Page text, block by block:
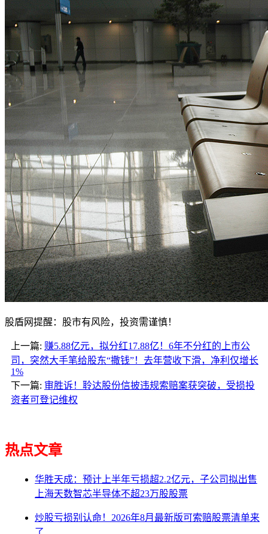
股盾网提醒：股市有风险，投资需谨慎！
上一篇: 赚5.88亿元，拟分红17.88亿！6年不分红的上市公
司，突然大手笔给股东“撒钱”！去年营收下滑，净利仅增长
1%
下一篇: 审胜诉！聆达股份信披违规索赔案获突破，受损投
资者可登记维权
热点文章
华胜天成：预计上半年亏损超2.2亿元，子公司拟出售
上海天数智芯半导体不超23万股股票
炒股亏损别认命！2026年8月最新版可索赔股票清单来
了